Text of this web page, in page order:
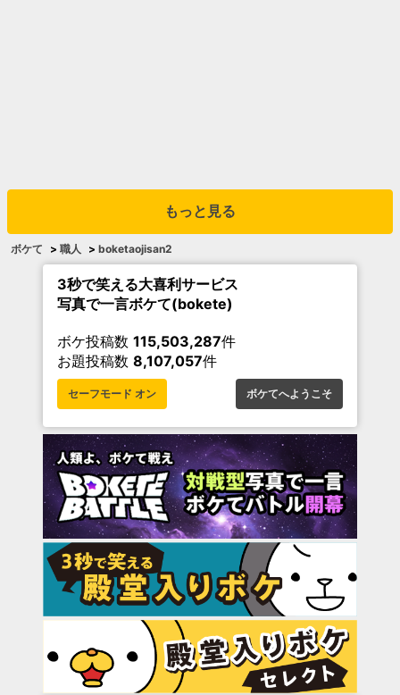
もっと見る
ボケて > 職人 > boketaojisan2
3秒で笑える大喜利サービス
写真で一言ボケて(bokete)
ボケ投稿数 115,503,287件
お題投稿数 8,107,057件
セーフモード オン ボケてへようこそ